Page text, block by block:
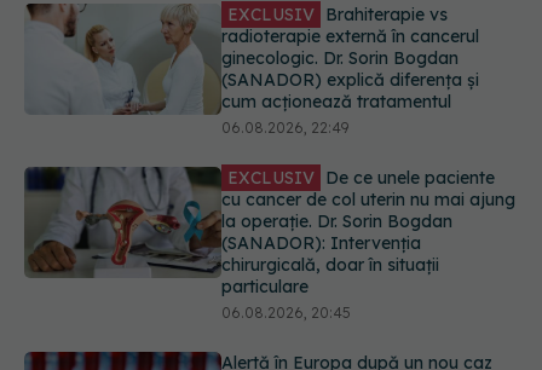
06.08.2026, 22:49
EXCLUSIV De ce unele paciente
cu cancer de col uterin nu mai ajung
la operație. Dr. Sorin Bogdan
(SANADOR): Intervenția
particulare
06.08.2026, 20:45
Alertă în Europa după un nou caz
de hantavirus Anzi, singura tulpină
care se transmite de la om la om
06.08.2026, 20:06